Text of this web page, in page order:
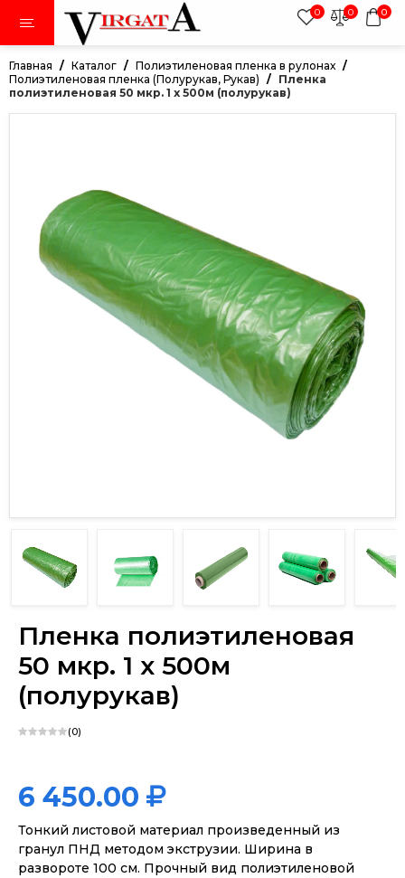
0 0 0
Главная Каталог
Полиэтиленовая пленка в рулонах
Полиэтиленовая пленка (Полурукав, Рукав)
Пленка
полиэтиленовая 50 мкр. 1 х 500м (полурукав)
Пленка полиэтиленовая
50 мкр. 1 х 500м
(полурукав)
(0)
6 450.00
Тонкий листовой материал произведенный из
гранул ПНД методом экструзии. Ширина в
развороте 100 см. Прочный вид полиэтиленовой